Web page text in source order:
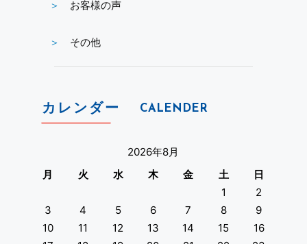
お客様の声
その他
カレンダー CALENDER
2026年8月
月
火 水 木 金 土
日
1
2
3
4 5 6 7 8
9
10
11 12 13 14 15
16